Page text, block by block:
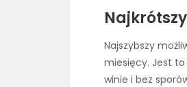
Najszybszy
miesięcy. Jest
winie i bez